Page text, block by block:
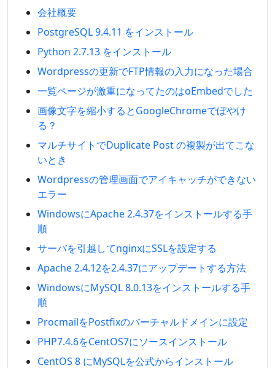
会社概要
PostgreSQL 9.4.11 をインストール
Python 2.7.13 をインストール
Wordpressの更新でFTP情報の入力になった場合
一覧ページが激重になってたのはoEmbedでした
画像文字を縮小するとGoogleChromeでぼやけ
る？
マルチサイトでDuplicate Post の複製が出てこな
いとき
Wordpressの管理画面でアイキャッチができない
エラー
WindowsにApache 2.4.37をインストールする手
順
サーバを引越してnginxにSSLを設定する
Apache 2.4.12を2.4.37にアップデートする方法
WindowsにMySQL 8.0.13をインストールする手
順
ProcmailをPostfixのバーチャルドメインに設定
PHP7.4.6をCentOS7にソースインストール
CentOS 8 にMySQLを公式からインストール